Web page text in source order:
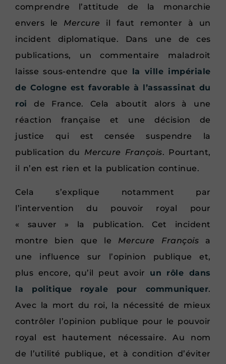
comprendre l’attitude de la monarchie
envers le Mercure il faut remonter à un
incident diplomatique. Dans une de ces
publications, un commentaire maladroit
laisse sous-entendre que
la ville impériale
de Cologne est favorable à l’assassinat du
roi de France. Cela aboutit alors à une
réaction française et une décision de
justice qui est censée suspendre la
publication du Mercure François. Pourtant,
il n’en est rien et la publication continue.
Cela s’explique notamment par
l’intervention du pouvoir royal pour
« sauver » la publication. Cet incident
montre bien que le Mercure François a
une influence sur l’opinion publique et,
plus encore, qu’il peut avoir un rôle dans
la politique royale pour communiquer.
Avec la mort du roi, la nécessité de mieux
contrôler l’opinion publique pour le pouvoir
royal est hautement nécessaire. Au nom
de l’utilité publique, et à condition d’éviter